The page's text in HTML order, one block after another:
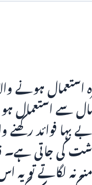
استعمال ہونے
سے استعمال
بہا فوائد رکھنے
کی جاتی ہے۔
نہ لگاتے تو یہ